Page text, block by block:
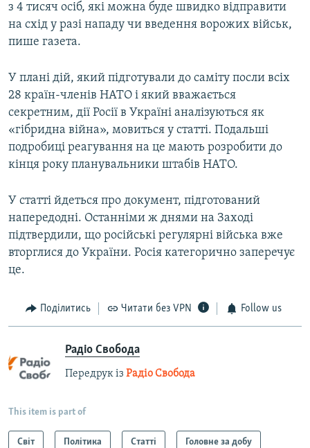
з 4 тисяч осіб, які можна буде швидко відправити
на схід у разі нападу чи введення ворожих військ,
пише газета.
У плані дій, який підготували до саміту посли всіх
28 країн-членів НАТО і який вважається
секретним, дії Росії в Україні аналізуються як
«гібридна війна», мовиться у статті. Подальші
подробиці реагування на це мають розробити до
кінця року планувальники штабів НАТО.
У статті йдеться про документ, підготований
напередодні. Останніми ж днями на Заході
підтвердили, що російські регулярні війська вже
вторглися до України. Росія категорично заперечує
це.
Поділитись Читати без VPN Follow us
Радіо Свобода
Передрук із Радіо Свобода
This item is part of
Світ Політика Статті Головне за добу